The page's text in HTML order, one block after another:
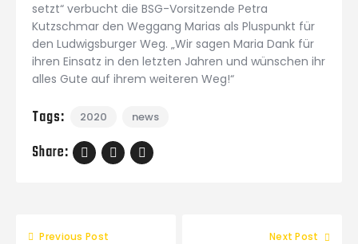
setzt“ verbucht die BSG-Vorsitzende Petra
Kutzschmar den Weggang Marias als Pluspunkt für
den Ludwigsburger Weg. „Wir sagen Maria Dank für
ihren Einsatz in den letzten Jahren und wünschen ihr
alles Gute auf ihrem weiteren Weg!“
Tags: 2020 news
Share:
Previous Post Next Post